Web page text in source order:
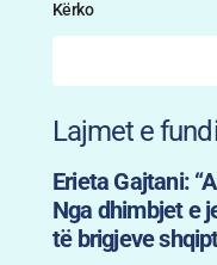
Kërko
Lajmet e
Erieta Gajtani:
Nga dhimbjet e
të brigjeve